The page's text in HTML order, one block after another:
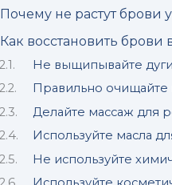
Почему не растут
Как восстановить
Не выщипывайте дуги
Правильно очищайте
Делайте массаж для
Используйте масла
Не используйте